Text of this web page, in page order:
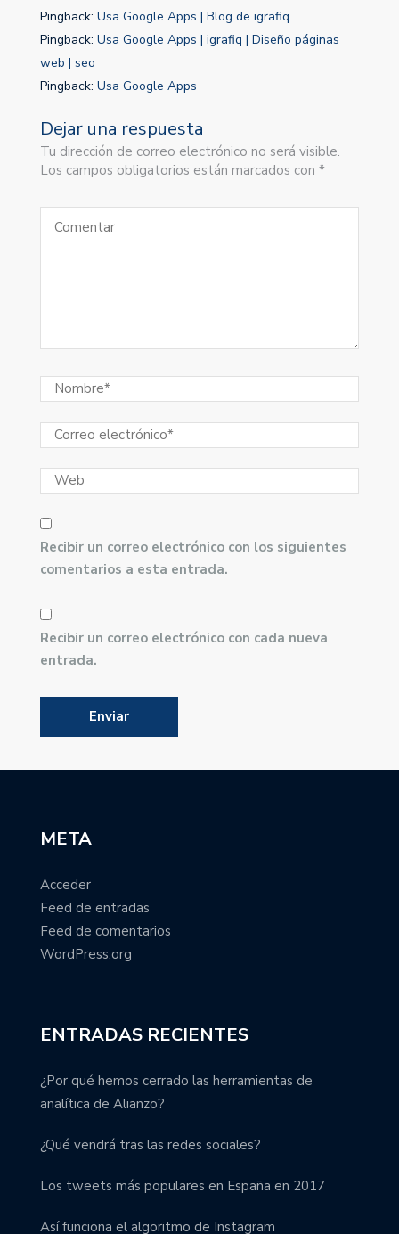
Pingback: Usa Google Apps | Blog de igrafiq
Pingback: Usa Google Apps | igrafiq | Diseño páginas
web | seo
Pingback: Usa Google Apps
Dejar una respuesta
Tu dirección de correo electrónico no será visible.
Los campos obligatorios están marcados con *
Recibir un correo electrónico con los siguientes
comentarios a esta entrada.
Recibir un correo electrónico con cada nueva
entrada.
META
Acceder
Feed de entradas
Feed de comentarios
WordPress.org
ENTRADAS RECIENTES
¿Por qué hemos cerrado las herramientas de
analítica de Alianzo?
¿Qué vendrá tras las redes sociales?
Los tweets más populares en España en 2017
Así funciona el algoritmo de Instagram